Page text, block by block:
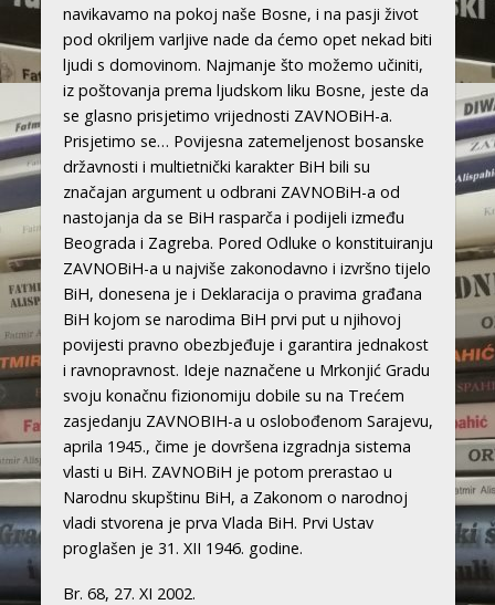
navikavamo na pokoj naše Bosne, i na pasji život
pod okriljem varljive nade da ćemo opet nekad biti
ljudi s domovinom. Najmanje što možemo učiniti,
iz poštovanja prema ljudskom liku Bosne, jeste da
se glasno prisjetimo vrijednosti ZAVNOBiH-a.
Prisjetimo se… Povijesna zatemeljenost bosanske
državnosti i multietnički karakter BiH bili su
značajan argument u odbrani ZAVNOBiH-a od
nastojanja da se BiH rasparča i podijeli između
Beograda i Zagreba. Pored Odluke o konstituiranju
ZAVNOBiH-a u najviše zakonodavno i izvršno tijelo
BiH, donesena je i Deklaracija o pravima građana
BiH kojom se narodima BiH prvi put u njihovoj
povijesti pravno obezbjeđuje i garantira jednakost
i ravnopravnost. Ideje naznačene u Mrkonjić Gradu
svoju konačnu fizionomiju dobile su na Trećem
zasjedanju ZAVNOBIH-a u oslobođenom Sarajevu,
aprila 1945., čime je dovršena izgradnja sistema
vlasti u BiH. ZAVNOBiH je potom prerastao u
Narodnu skupštinu BiH, a Zakonom o narodnoj
vladi stvorena je prva Vlada BiH. Prvi Ustav
proglašen je 31. XII 1946. godine.
Br. 68, 27. XI 2002.